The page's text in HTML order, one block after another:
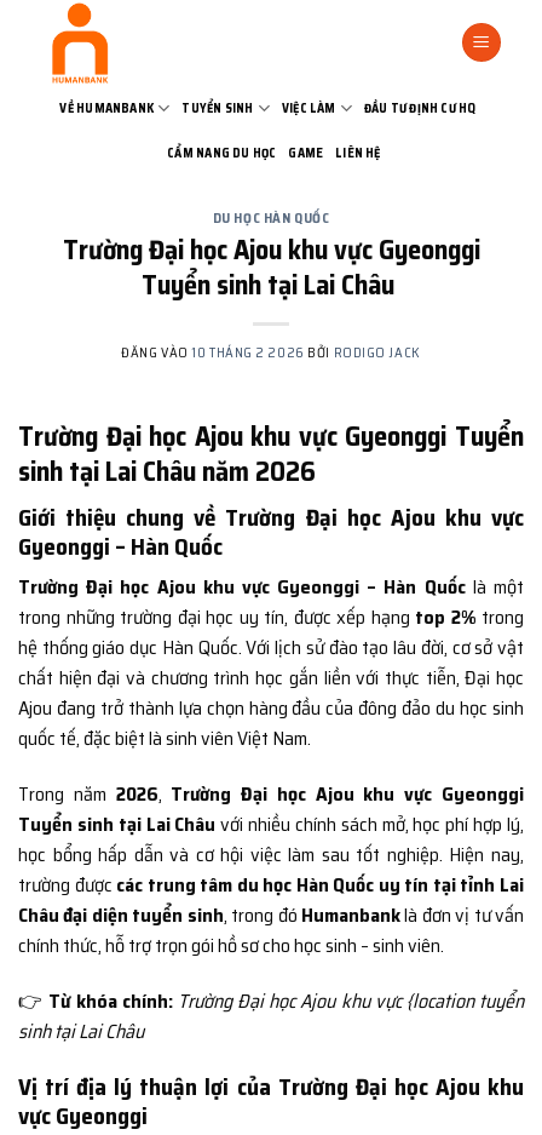
VỀ HUMANBANK TUYỂN SINH VIỆC LÀM ĐẦU TƯ ĐỊNH CƯ HQ
CẨM NANG DU HỌC GAME LIÊN HỆ
DU HỌC HÀN QUỐC
Trường Đại học Ajou khu vực Gyeonggi
Tuyển sinh tại Lai Châu
ĐĂNG VÀO10 THÁNG 2 2026 BỞI RODIGO JACK
Trường Đại học Ajou khu vực Gyeonggi Tuyển
sinh tại Lai Châu năm 2026
Giới thiệu chung về Trường Đại học Ajou khu vực
Gyeonggi – Hàn Quốc
Trường Đại học Ajou khu vực Gyeonggi – Hàn Quốclà một
trong những trường đại học uy tín, được xếp hạng top 2% trong
hệ thống giáo dục Hàn Quốc. Với lịch sử đào tạo lâu đời, cơ sở vật
chất hiện đại và chương trình học gắn liền với thực tiễn, Đại học
Ajou đang trở thành lựa chọn hàng đầu của đông đảo du học sinh
quốc tế, đặc biệt là sinh viên Việt Nam.
Trong năm 2026, Trường Đại học Ajou khu vực Gyeonggi
Tuyển sinh tại Lai Châuvới nhiều chính sách mở, học phí hợp lý,
học bổng hấp dẫn và cơ hội việc làm sau tốt nghiệp. Hiện nay,
trường được các trung tâm du học Hàn Quốc uy tín tại tỉnh Lai
Châu đại diện tuyển sinh, trong đó Humanbanklà đơn vị tư vấn
chính thức, hỗ trợ trọn gói hồ sơ cho học sinh – sinh viên.
👉 Từ khóa chính: Trường Đại học Ajou khu vực {location tuyển
sinh tại Lai Châu
Vị trí địa lý thuận lợi của Trường Đại học Ajou khu
vực Gyeonggi